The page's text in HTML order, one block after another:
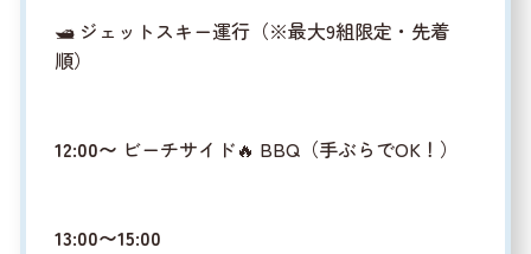
🛥️ ジェットスキー運行（※最大9組限定・先着
順）
12:00〜 ビーチサイド🔥 BBQ（手ぶらでOK！）
13:00〜15:00